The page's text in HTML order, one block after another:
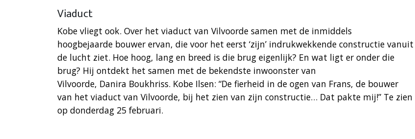
Viaduct
Kobe vliegt ook. Over het viaduct van Vilvoorde samen met de inmiddels
hoogbejaarde bouwer ervan, die voor het eerst ‘zijn’ indrukwekkende constructie vanuit
de lucht ziet. Hoe hoog, lang en breed is die brug eigenlijk? En wat ligt er onder die
brug? Hij ontdekt het samen met de bekendste inwoonster van
Vilvoorde, Danira Boukhriss. Kobe Ilsen: “De fierheid in de ogen van Frans, de bouwer
van het viaduct van Vilvoorde, bij het zien van zijn constructie… Dat pakte mij!” Te zien
op donderdag 25 februari.